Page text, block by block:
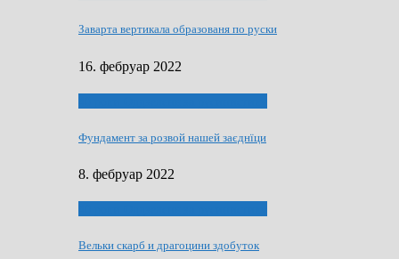
Заварта вертикала образованя по руски
16. фебруар 2022
Фундамент за розвой нашей заєднїци
8. фебруар 2022
Вельки скарб и драгоцини здобуток